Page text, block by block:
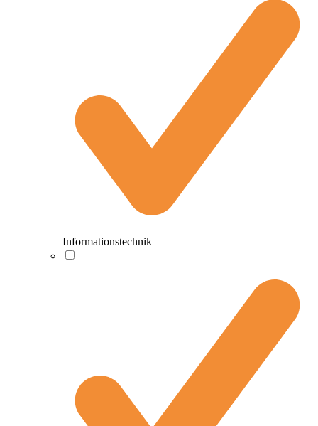
Informationstechnik